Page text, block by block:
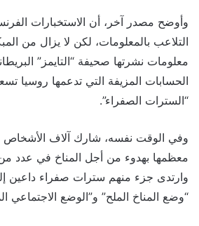
وأوضح مصدر آخر، أن الاستخبارات
التلاعب بالمعلومات، لكن لا يزال من
معلومات نشرتها صحيفة “التايمز”
الحسابات المزيفة التي تدعمها روسيا
“السترات الصفراء”.
وفي الوقت نفسه، شارك آلاف
معظمها بهدوء من أجل المناخ في عدد
وارتدى جزء منهم سترات صفراء داعين
“وضع المناخ الملح” و”الوضع الاجتماعي